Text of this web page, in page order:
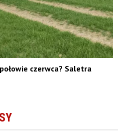
czerwca? Saletra